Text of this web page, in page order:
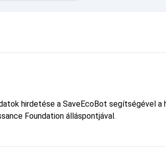
hirdetése a SaveEcoBot segítségével a
Foundation álláspontjával.